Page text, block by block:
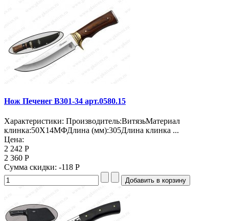
Нож Печенег B301-34 арт.0580.15
Характеристики: Производитель:ВитязьМатериал
клинка:50Х14МФДлина (мм):305Длина клинка ...
Цена:
2 242 Р
2 360 Р
Сумма скидки: -118 Р